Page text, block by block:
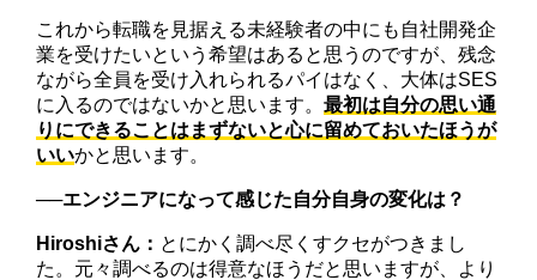
これから転職を見据える未経験者の中にも自社開発企
業を受けたいという希望はあると思うのですが、残念
ながら全員を受け入れられるパイはなく、大体はSES
に入るのではないかと思います。最初は自分の思い通
りにできることはまずないと心に留めておいたほうが
いいかと思います。
──エンジニアになって感じた自分自身の変化は？
Hiroshiさん： とにかく調べ尽くすクセがつきまし
た。元々調べるのは得意なほうだと思いますが、より